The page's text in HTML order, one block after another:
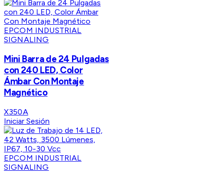
EPCOM INDUSTRIAL
SIGNALING
Mini Barra de 24 Pulgadas
con 240 LED, Color
Ámbar Con Montaje
Magnético
X350A
Iniciar Sesión
EPCOM INDUSTRIAL
SIGNALING